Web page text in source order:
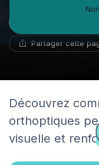
Partager cette
Découvrez
orthoptiques
visuelle et